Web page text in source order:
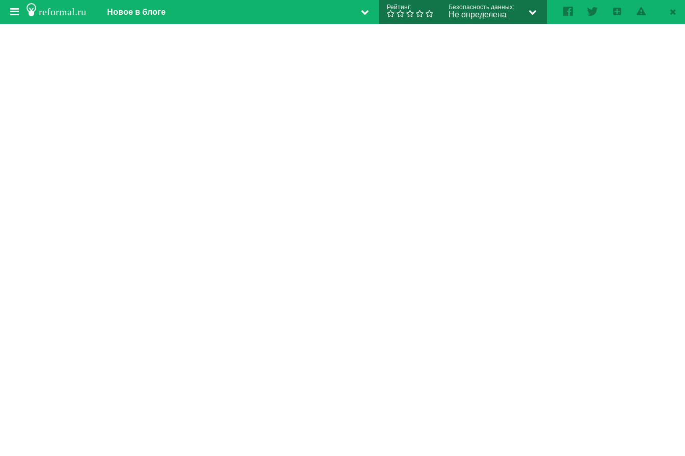
reformal.ru Рейтинг: Безопасность данных:
Не определена
Новое в блоге